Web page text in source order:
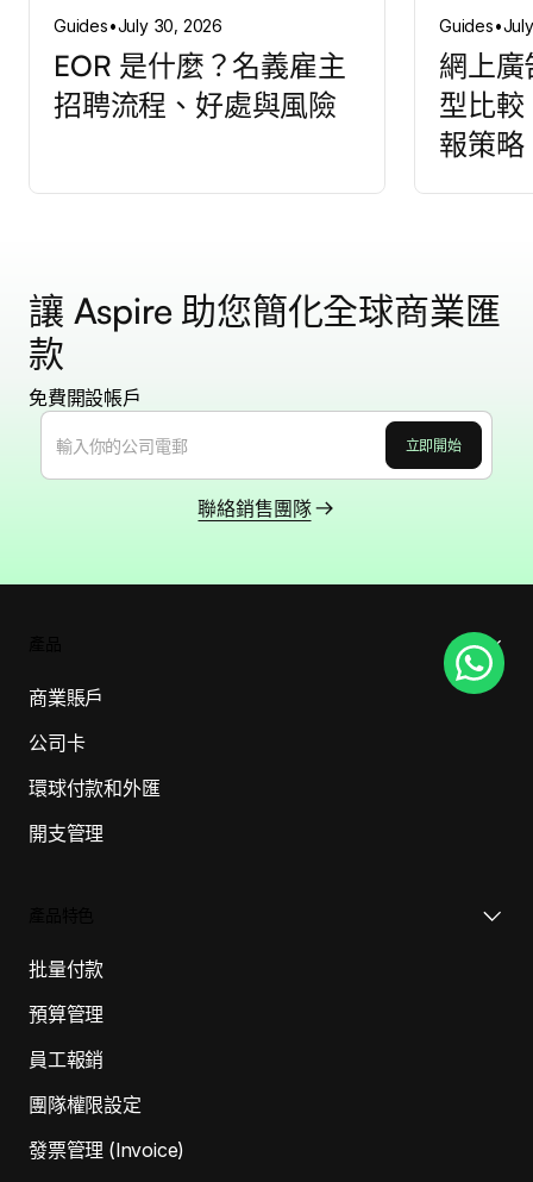
Guides•July 30, 2026
EOR 是什麼？名義雇主
招聘流程、好處與風險
Guides•
網上廣
型比較
報策略
讓 Aspire 助您簡化全球商業匯
款
免費開設帳戶
聯絡銷售團隊
商業賬戶
公司卡
環球付款和外匯
開支管理
批量付款
預算管理
員工報銷
團隊權限設定
發票管理 (Invoice)